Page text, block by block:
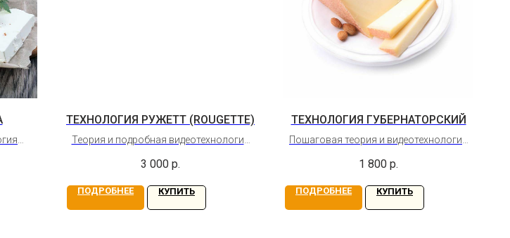
ТЕХНОЛОГИЯ РУЖЕТТ (ROUGETTE)
Теория и подробная видеотехнология
Главным отличием сыра Ружетт от
других плесневелых сыров является
наличие красновато-белой корочки.
3 000 р.
ПОДРОБНЕЕ КУПИТЬ
ТЕХНОЛОГИЯ ГУБЕРНАТОРСКИЙ
Пошаговая теория и видеотехнология
ореховым послевкусием
1 800 р.
ПОДРОБНЕЕ КУПИТЬ